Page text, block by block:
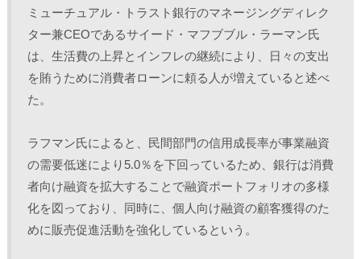
ミューチュアル・トラスト銀行のマネージングディレク
ター兼CEOであるサイード・マフブブル・ラーマン氏
は、生活費の上昇とインフレの継続により、日々の支出
を賄うために消費者ローンに頼る人が増えていると述べ
た。
ラフマン氏によると、民間部門の信用成長率が事業融資
の需要低迷により5.0％を下回っているため、銀行は消費
者向け融資を拡大することで融資ポートフォリオの多様
化を図っており、同時に、個人向け融資の顧客獲得のた
めに販売促進活動を強化しているという。